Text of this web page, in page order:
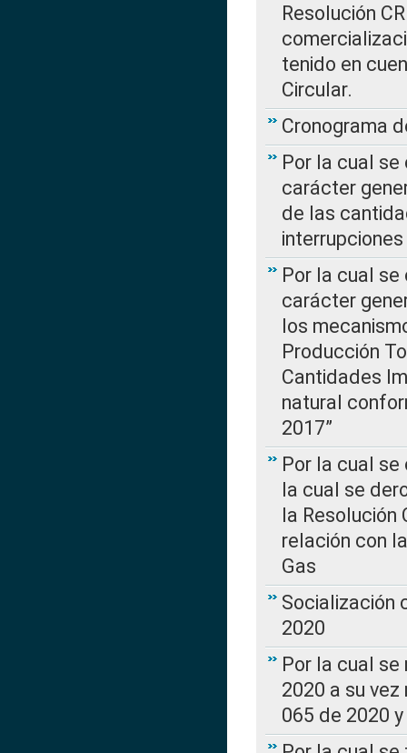
Resolución
tenido en
Circular.
Cronograma
Por la cual
carácter
de las
Por la cual
carácter
los
Producción
Cantidades
natural
2017”
Por la cual
la cual se
la Resolución
relación con
Gas
Socialización
2020
Por la cual se
2020 a su
065 de 2020